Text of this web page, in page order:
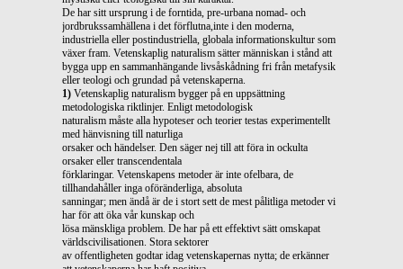
De har sitt ursprung i de forntida, pre-urbana nomad- och
jordbrukssamhällena i det förflutna,inte i den moderna,
industriella eller postindustriella, globala informationskultur som
växer fram. Vetenskaplig naturalism sätter människan i stånd att
bygga upp en sammanhängande livsåskådning fri från metafysik
eller teologi och grundad på vetenskaperna.
1) Vetenskaplig naturalism bygger på en uppsättning
metodologiska riktlinjer. Enligt metodologisk
naturalism måste alla hypoteser och teorier testas experimentellt
med hänvisning till naturliga
orsaker och händelser. Den säger nej till att föra in ockulta
orsaker eller transcendentala
förklaringar. Vetenskapens metoder är inte ofelbara, de
tillhandahåller inga oföränderliga, absoluta
sanningar; men ändå är de i stort sett de mest pålitliga metoder vi
har för att öka vår kunskap och
lösa mänskliga problem. De har på ett effektivt sätt omskapat
världscivilisationen. Stora sektorer
av offentligheten godtar idag vetenskapernas nytta; de erkänner